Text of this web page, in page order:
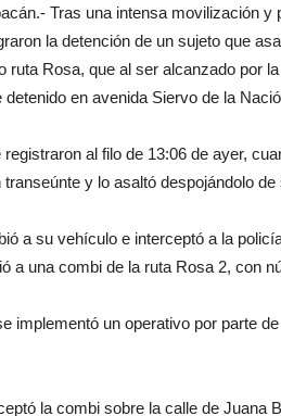
Tras una intensa movilización
la detención de un sujeto que
ruta Rosa, que al ser alcanzado por
detenido en avenida Siervo de la
al filo de 13:06 de ayer,
transeúnte y lo asaltó despojándolo
a su vehículo e interceptó a la
a una combi de la ruta Rosa 2, con
implementó un operativo por parte
la combi sobre la calle de Juana